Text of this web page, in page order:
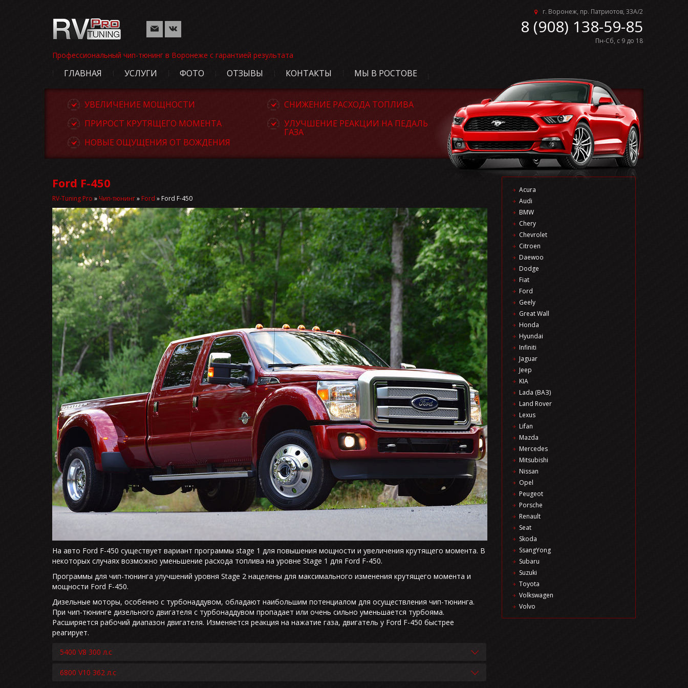
г. Воронеж, пр. Патриотов, 33А/2
8 (908) 138-59-85
Пн-Сб, с 9 до 18
Профессиональный чип-тюнинг в Воронеже с гарантией результата
ГЛАВНАЯ УСЛУГИ ФОТО ОТЗЫВЫ КОНТАКТЫ МЫ В РОСТОВЕ
УВЕЛИЧЕНИЕ МОЩНОСТИ
ПРИРОСТ КРУТЯЩЕГО МОМЕНТА
НОВЫЕ ОЩУЩЕНИЯ ОТ ВОЖДЕНИЯ
СНИЖЕНИЕ РАСХОДА ТОПЛИВА
УЛУЧШЕНИЕ РЕАКЦИИ НА ПЕДАЛЬ
ГАЗА
Ford F-450
RV-Tuning Pro » Чип-тюнинг» Ford »Ford F-450
На авто Ford F-450 существует вариант программы stage 1 для повышения мощности и увеличения крутящего момента. В
некоторых случаях возможно уменьшение расхода топлива на уровне Stage 1 для Ford F-450.
Программы для чип-тюнинга улучшений уровня Stage 2 нацелены для максимального изменения крутящего момента и
мощности Ford F-450.
Дизельные моторы, особенно с турбонаддувом, обладают наибольшим потенциалом для осуществления чип-тюнинга.
При чип-тюнинге дизельного двигателя с турбонаддувом пропадает или очень сильно уменьшается турбояма.
Расширяется рабочий диапазон двигателя. Изменяется реакция на нажатие газа, двигатель у Ford F-450 быстрее
реагирует.
5400 V8 300 л.с
6800 V10 362 л.с
Acura
Audi
BMW
Chery
Chevrolet
Citroen
Daewoo
Dodge
Fiat
Ford
Geely
Great Wall
Honda
Hyundai
Infiniti
Jaguar
Jeep
KIA
Lada (ВАЗ)
Land Rover
Lexus
Lifan
Mazda
Mercedes
Mitsubishi
Nissan
Opel
Peugeot
Porsche
Renault
Seat
Skoda
SsangYong
Subaru
Suzuki
Toyota
Volkswagen
Volvo